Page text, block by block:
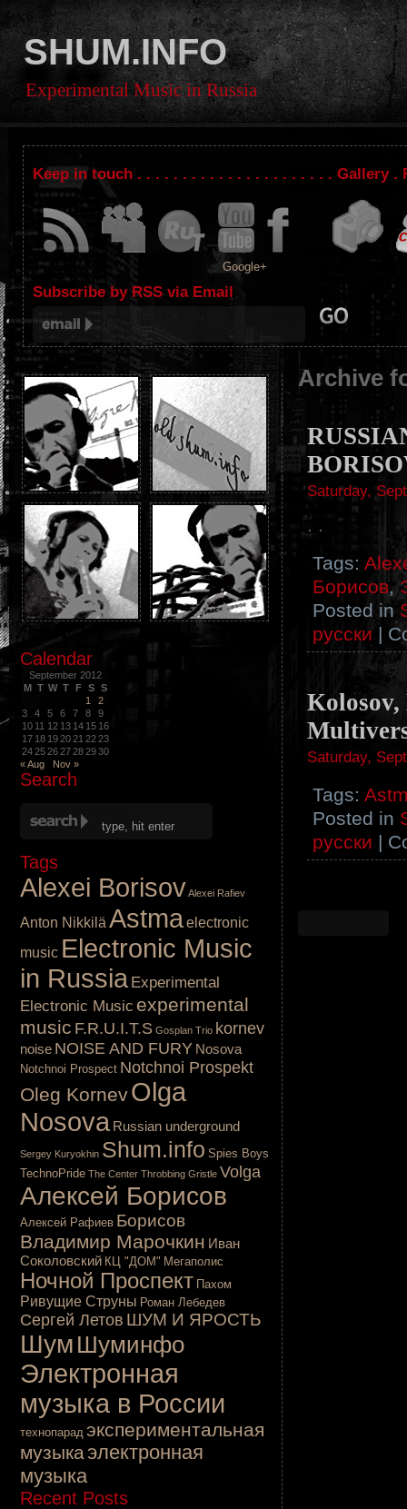
SHUM.INFO
Experimental Music in Russia
Keep in touch . . . . . . . . . . . . . . . . . . . . . . Gallery .
Google+
Subscribe by RSS via Email
Archive
Saturday,
. .
Tags:
Борисов,
Posted in
русски |
Saturday,
Tags:
Posted in
русски |
Calendar
September 2012
M T W T F S
S
1
2
3
4 5 6 7 8
9
10 11 12 13 14 15 16
17 18 192021 2223
24252627282930
« Aug
Nov »
Search
Tags
Alexei BorisovAlexei Rafiev
Anton Nikkilä Astmaelectronic
music Electronic Music
in Russia Experimental
Electronic Music experimental
music F.R.U.I.T.S Gosplan Trio kornev
noise NOISE AND FURY Nosova
Notchnoi Prospect Notchnoi Prospekt
Oleg KornevOlga
Nosova Russian underground
Sergey Kuryokhin Shum.info Spies Boys
TechnoPride The Center Throbbing Gristle Volga
Алексей Борисов
Алексей Рафиев Борисов
Владимир Марочкин Иван
Соколовский КЦ "ДОМ" Мегаполис
Ночной Проспект Пахом
Ривущие Струны Роман Лебедев
Сергей Летов ШУМ И ЯРОСТЬ
Шум Шуминфо
Электронная
музыка в России
технопарад экспериментальная
музыкаэлектронная
музыка
Recent Posts